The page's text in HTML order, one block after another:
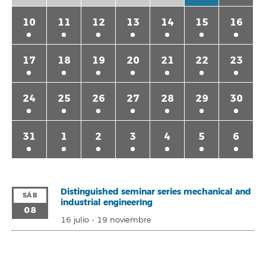
10 11 12 13 14 15 16
17 18 19 20 21 22 23
24 25 26 27 28 29 30
31 1 2 3 4 5 6
SÁB
08
Distinguished seminar series mechanical and
industrial engineerIng
16 julio- 19 noviembre